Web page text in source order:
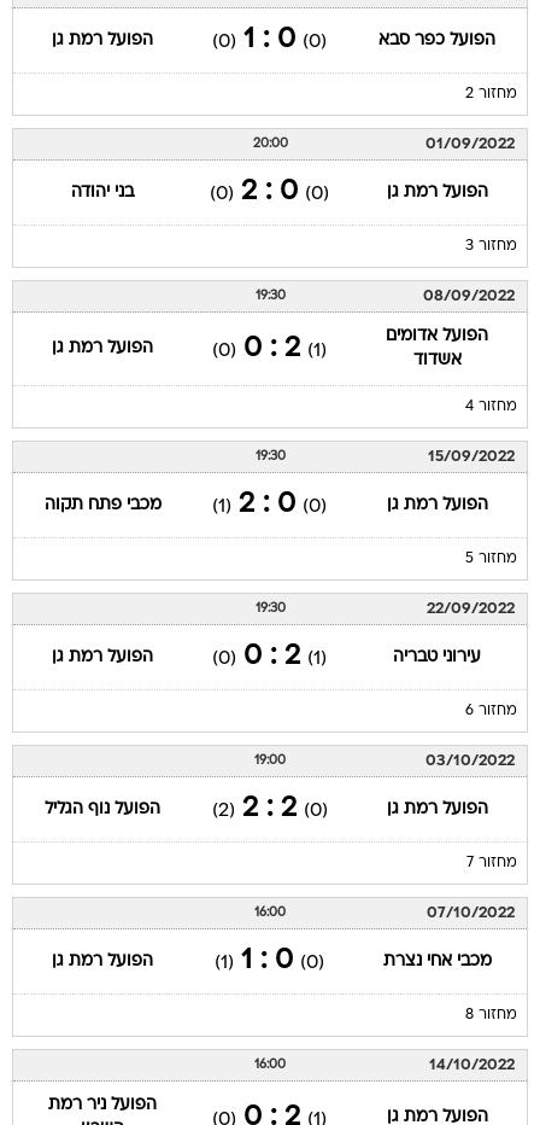
הפועל כפר סבא (0)
0 : 1
(0) הפועל רמת גן
מחזור 2
01/09/2022
20:00
הפועל רמת גן (0)
0 : 2
(0) בני יהודה
מחזור 3
08/09/2022
19:30
הפועל אדומים
אשדוד
(1)
2 : 0
(0) הפועל רמת גן
מחזור 4
15/09/2022
19:30
הפועל רמת גן (0)
0 : 2
(1) מכבי פתח תקוה
מחזור 5
22/09/2022
19:30
עירוני טבריה (1)
2 : 0
(0) הפועל רמת גן
מחזור 6
03/10/2022
19:00
הפועל רמת גן (0)
2 : 2
(2) הפועל נוף הגליל
מחזור 7
07/10/2022
16:00
מכבי אחי נצרת (0)
0 : 1
(1) הפועל רמת גן
מחזור 8
14/10/2022
16:00
הפועל רמת גן (1)
2 : 0
(0)
הפועל ניר רמת